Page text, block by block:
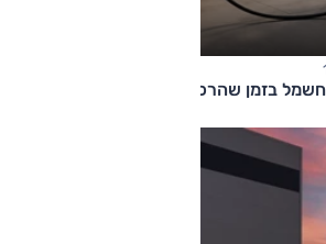
בזמן שהרכב מחובר לשקע?